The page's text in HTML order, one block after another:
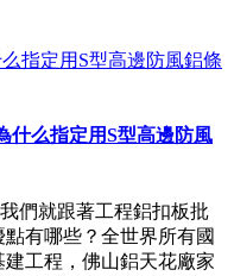
什么指定用S型高邊防風
們就跟著工程鋁扣板批
有哪些？全世界所有國
工程，佛山鋁天花廠家